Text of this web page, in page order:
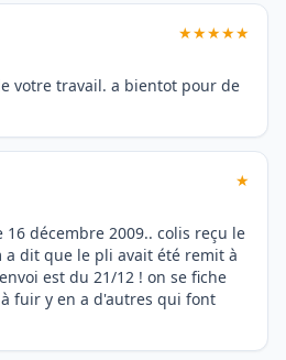
★★★★★
votre travail. a bientot pour de
★
décembre 2009.. colis reçu le
a dit que le pli avait été remit à
est du 21/12 ! on se fiche
fuir y en a d'autres qui font